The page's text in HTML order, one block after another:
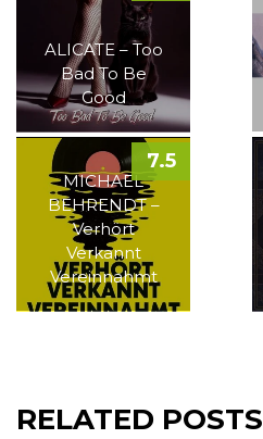
ALICATE – Too
Bad To Be
Good
MICHAEL
BEHRENDT –
Verhört
Verkannt
Vereinnahmt
7.5
RELATED POSTS